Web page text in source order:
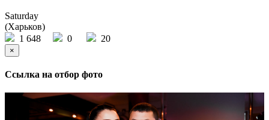
Saturday
(Харьков)
1 648
0 20
×
Ссылка на отбор фото